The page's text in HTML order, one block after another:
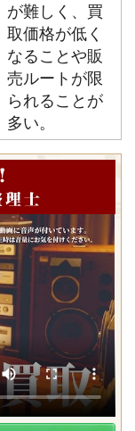
が難しく、買
取価格が低く
なることや販
売ルートが限
られることが
多い。